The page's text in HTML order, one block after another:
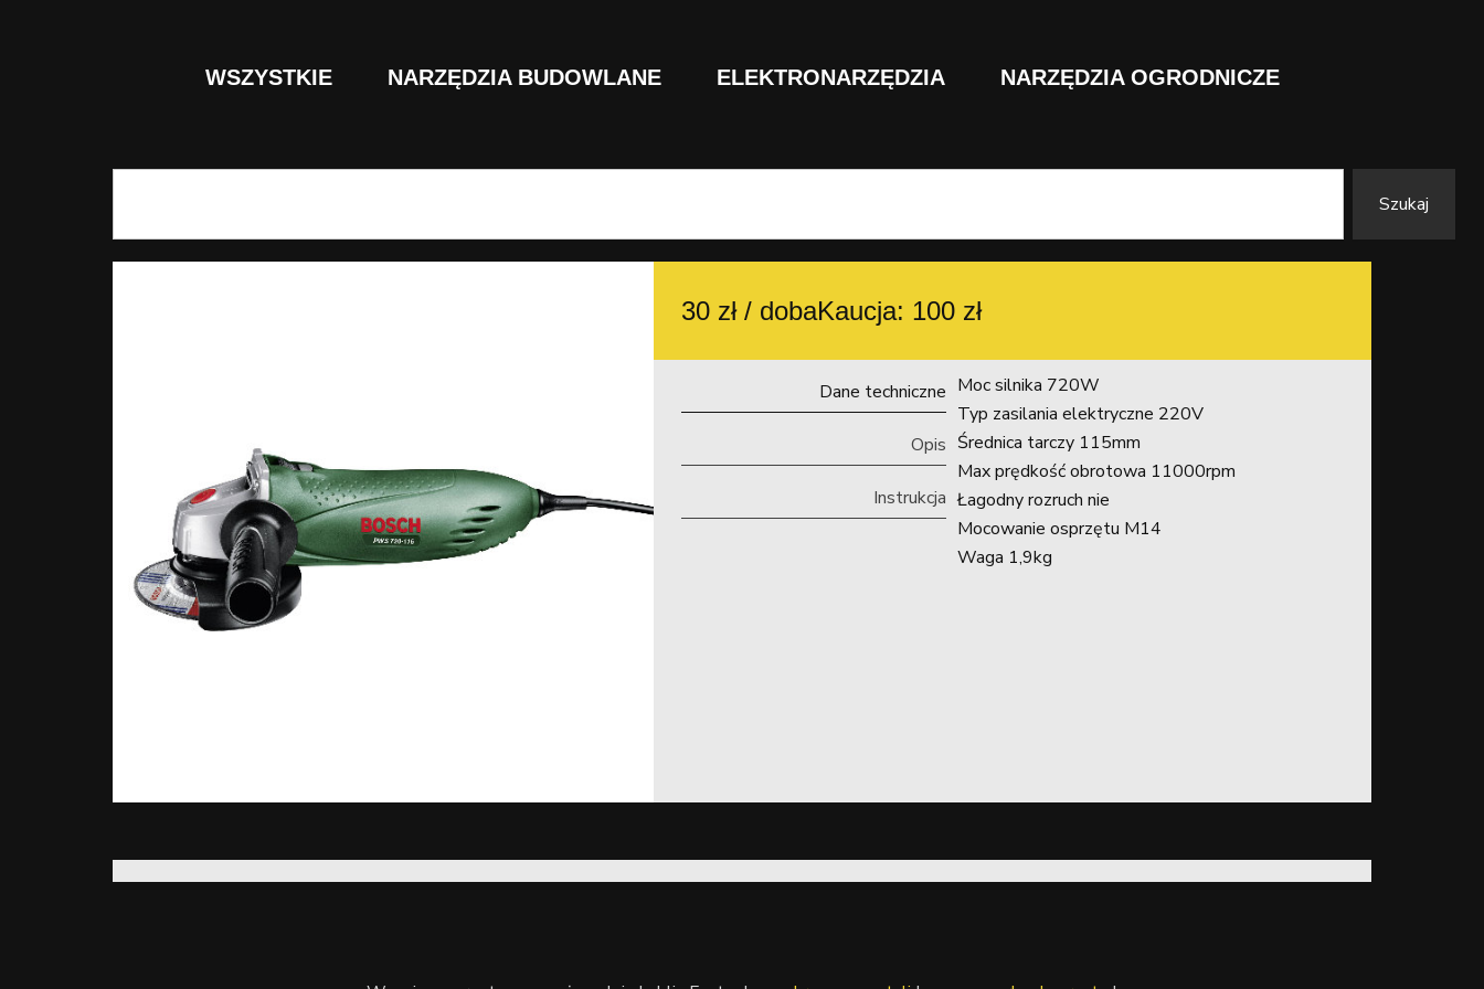
WSZYSTKIE NARZĘDZIA BUDOWLANE ELEKTRONARZĘDZIA NARZĘDZIA OGRODNICZE
Szukaj
30 zł / dobaKaucja: 100 zł
Dane techniczne
Opis
Instrukcja
Moc silnika 720W
Typ zasilania elektryczne 220V
Średnica tarczy 115mm
Max prędkość obrotowa 11000rpm
Łagodny rozruch nie
Mocowanie osprzętu M14
Waga 1,9kg